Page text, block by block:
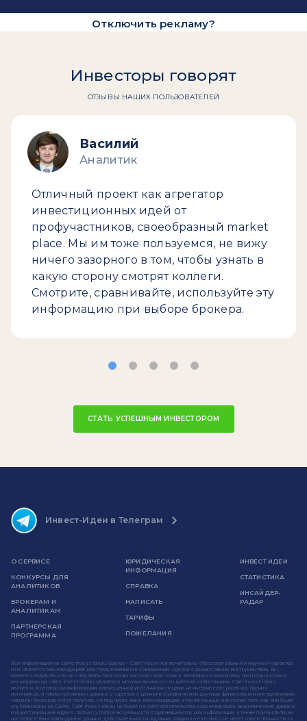
Отключить рекламу?
Инвесторы говорят
ОТЗЫВЫ НАШИХ ПОЛЬЗОВАТЕЛЕЙ
Василий
Аналитик
Отличный проект как агрегатор
инвестиционных идей от
профучастников, своеобразный market
place. Мы им тоже пользуемся, не вижу
ничего зазорного в том, чтобы узнать в
какую сторону смотрят коллеги.
Смотрите, сравнивайте, используйте эту
информацию при выборе брокера.
СТАТЬ УСПЕШНЫМ ИНВЕСТОРОМ
Инвест-Идеи в Телеграм
О СЕРВИСЕ
КОНКУРСЫ ДЛЯ
АНАЛИТИКОВ
БРОКЕРАМ И
АНАЛИТИКАМ
ПАРТНЕРСКАЯ
ПРОГРАММА
ЮРИДИЧЕСКАЯ
ИНФОРМАЦИЯ
СПРАВКА
НАПИСАТЬ
ТАРИФЫ
ПОЖЕЛАНИЯ
ИНВЕСТ ИДЕИ
СТАТИСТИКА
ИНСАЙДЕР-
РАДАР
Вся информация на сайте invest-idei.ru (далее - Сайт) носит исключительно образовательный и научный характер
и не является рекомендацией или предложением к совершению сделок с финансовыми инструментами. Вы
можете следовать или не следовать прогнозам на свой страх и риск. Компании и аналитики, прогнозы которых
размещены на сайте invest-idei.ru, являются независимыми от создателей сайта лицами. Сайт invest-idei.ru
является агрегатором информации, размещенной указанными лицами на интернет-ресурсах и в прочих
источниках, а также публичных данных о сделках с ценными бумагами или другими финансовыми инструментами.
Клиенты брокеров могут получать по подписке иные рекомендации, а также раньше или позже того, как они были
опубликованы на Сайте. Сайт invest-idei.ru не берет на себя обязательство корректировать аналитические данные
и инвестиционные идеи в связи с утратой актуальности содержащейся в них информации, а также при выявлении
несоответствия приводимых данных действительности. Администрация invest-idei.ru не несет ответственности за